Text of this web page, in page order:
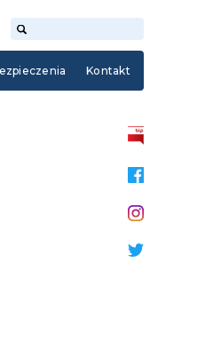
Kontakt